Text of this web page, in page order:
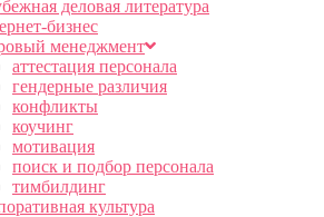
деловая литература
бизнес
менеджмент
аттестация персонала
гендерные различия
конфликты
коучинг
мотивация
поиск и подбор персонала
тимбилдинг
культура